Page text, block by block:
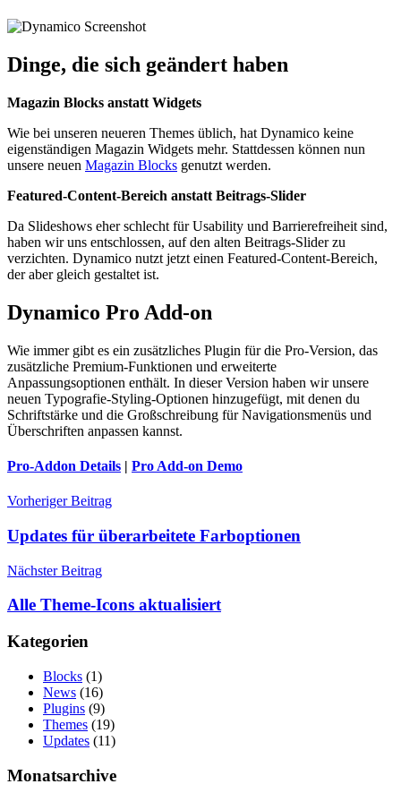
Dinge, die sich geändert haben
Magazin Blocks anstatt Widgets
Wie bei unseren neueren Themes üblich, hat Dynamico keine
eigenständigen Magazin Widgets mehr. Stattdessen können nun
unsere neuen Magazin Blocks genutzt werden.
Featured-Content-Bereich anstatt Beitrags-Slider
Da Slideshows eher schlecht für Usability und Barrierefreiheit sind,
haben wir uns entschlossen, auf den alten Beitrags-Slider zu
verzichten. Dynamico nutzt jetzt einen Featured-Content-Bereich,
der aber gleich gestaltet ist.
Dynamico Pro Add-on
Wie immer gibt es ein zusätzliches Plugin für die Pro-Version, das
zusätzliche Premium-Funktionen und erweiterte
Anpassungsoptionen enthält. In dieser Version haben wir unsere
neuen Typografie-Styling-Optionen hinzugefügt, mit denen du
Schriftstärke und die Großschreibung für Navigationsmenüs und
Überschriften anpassen kannst.
Pro-Addon Details | Pro Add-on Demo
Beitragsnavigation
Vorheriger Beitrag
Updates für überarbeitete Farboptionen
Nächster Beitrag
Alle Theme-Icons aktualisiert
Kategorien
Blocks (1)
News (16)
Plugins (9)
Themes (19)
Updates (11)
Monatsarchive